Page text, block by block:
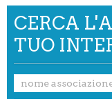
CERCA
TUO